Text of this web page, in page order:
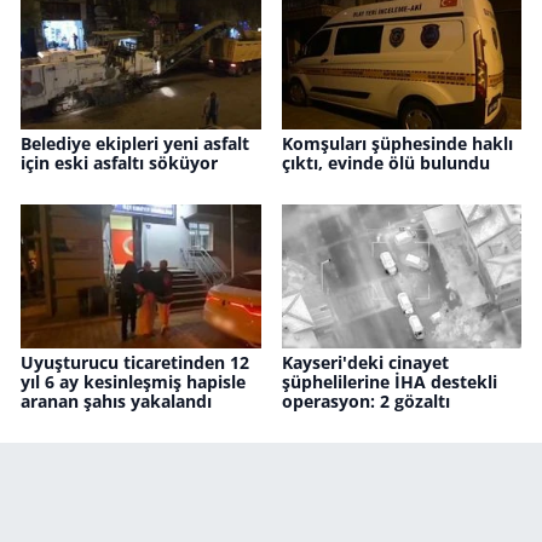
Belediye ekipleri yeni asfalt
için eski asfaltı söküyor
Komşuları şüphesinde haklı
çıktı, evinde ölü bulundu
Uyuşturucu ticaretinden 12
yıl 6 ay kesinleşmiş hapisle
aranan şahıs yakalandı
Kayseri'deki cinayet
şüphelilerine İHA destekli
operasyon: 2 gözaltı